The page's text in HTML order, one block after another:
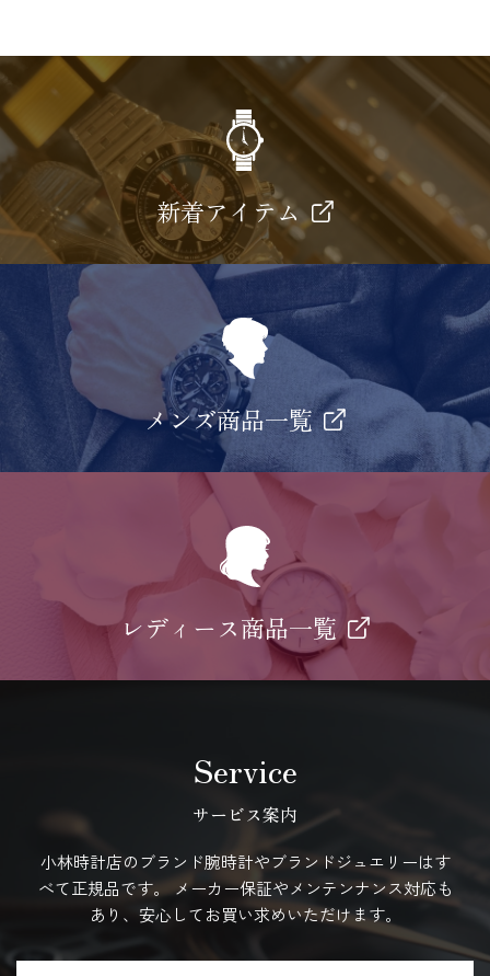
新着アイテム
メンズ商品一覧
レディース商品一覧
Service
サービス案内
小林時計店のブランド腕時計やブランドジュエリーはす
べて正規品です。
メーカー保証やメンテンナンス対応も
あり、安心してお買い求めいただけます。